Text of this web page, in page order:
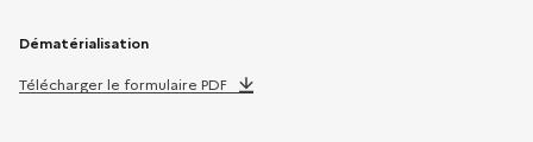
Dématérialisation
Télécharger le formulaire PDF